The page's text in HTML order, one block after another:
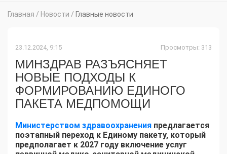
Главная / Новости / Главные новости
23.12.2024, 9:15 Просмотры: 313
МИНЗДРАВ РАЗЪЯСНЯЕТ
НОВЫЕ ПОДХОДЫ К
ФОРМИРОВАНИЮ ЕДИНОГО
ПАКЕТА МЕДПОМОЩИ
Министерством здравоохранения предлагается
поэтапный переход к Единому пакету, который
предполагает к 2027 году включение услуг